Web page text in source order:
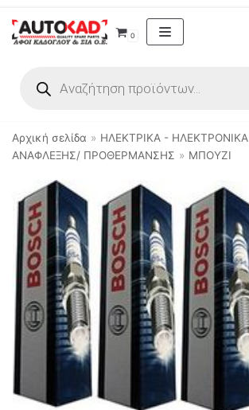
Μεταπηδήστε
στο
0
Αρχική σελίδα » ΗΛΕΚΤΡΙΚΑ - ΗΛΕΚΤΡΟΝΙΚΑ
ΑΝΑΦΛΕΞΗΣ/ ΠΡΟΘΕΡΜΑΝΣΗΣ » ΜΠΟΥΖΙ